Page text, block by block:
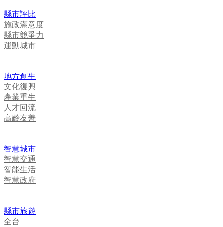
縣市評比
施政滿意度
縣市競爭力
運動城市
地方創生
文化復興
產業重生
人才回流
高齡友善
智慧城市
智慧交通
智能生活
智慧政府
縣市旅遊
全台